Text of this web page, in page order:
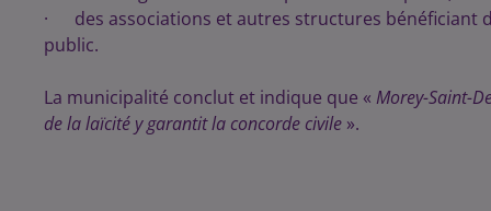
· des associations et autres structures bénéficiant
public.
La municipalité conclut et indique que « Morey-Saint-
de la laïcité y garantit la concorde civile ».